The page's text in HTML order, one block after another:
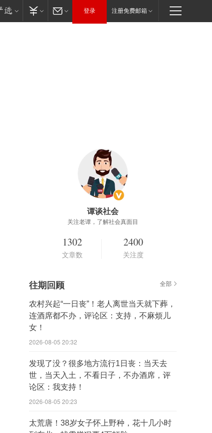
登录 注册免费邮箱
谭谈社会
关注老谭，了解社会真面目
1302
文章数
2400
关注度
往期回顾 全部
农村兴起“一日丧”！老人离世当天就下葬，
连酒席都不办，评论区：支持，不麻烦儿
女！
2026-08-05 20:32
发现了没？很多地方流行1日丧：当天去
世，当天入土，不看日子，不办酒席，评
论区：我支持！
2026-08-05 20:23
太荒唐！38岁女子怀上野种，花十几小时